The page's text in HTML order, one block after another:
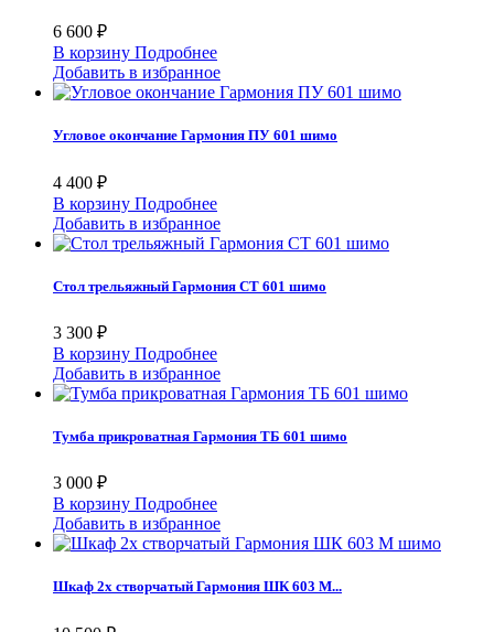
6 600 ₽
В корзину Подробнее
Добавить в избранное
Угловое окончание Гармония ПУ 601 шимо
4 400 ₽
В корзину Подробнее
Добавить в избранное
Стол трельяжный Гармония СТ 601 шимо
3 300 ₽
В корзину Подробнее
Добавить в избранное
Тумба прикроватная Гармония ТБ 601 шимо
3 000 ₽
В корзину Подробнее
Добавить в избранное
Шкаф 2х створчатый Гармония ШК 603 М...